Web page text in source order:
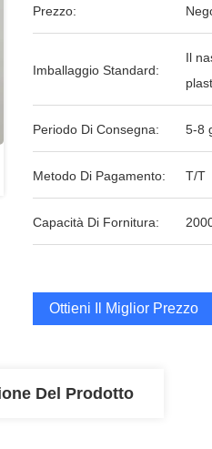
Prezzo:
Imballaggio Standard:
Il
Periodo Di Consegna: 5-8
Metodo Di Pagamento: T/T
Capacità Di Fornitura:
Ottieni Il Miglior Prezzo
Del Prodotto